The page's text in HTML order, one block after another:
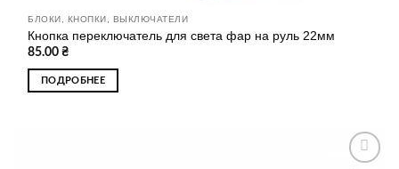
БЛОКИ, КНОПКИ, ВЫКЛЮЧАТЕЛИ
Кнопка переключатель для света фар на руль 22мм
85.00₴
ПОДРОБНЕЕ